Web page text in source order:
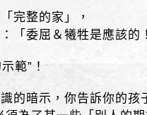
完整的家」，
「委屈＆犧牲是應該的
範”！
的暗示，你告訴你的孩